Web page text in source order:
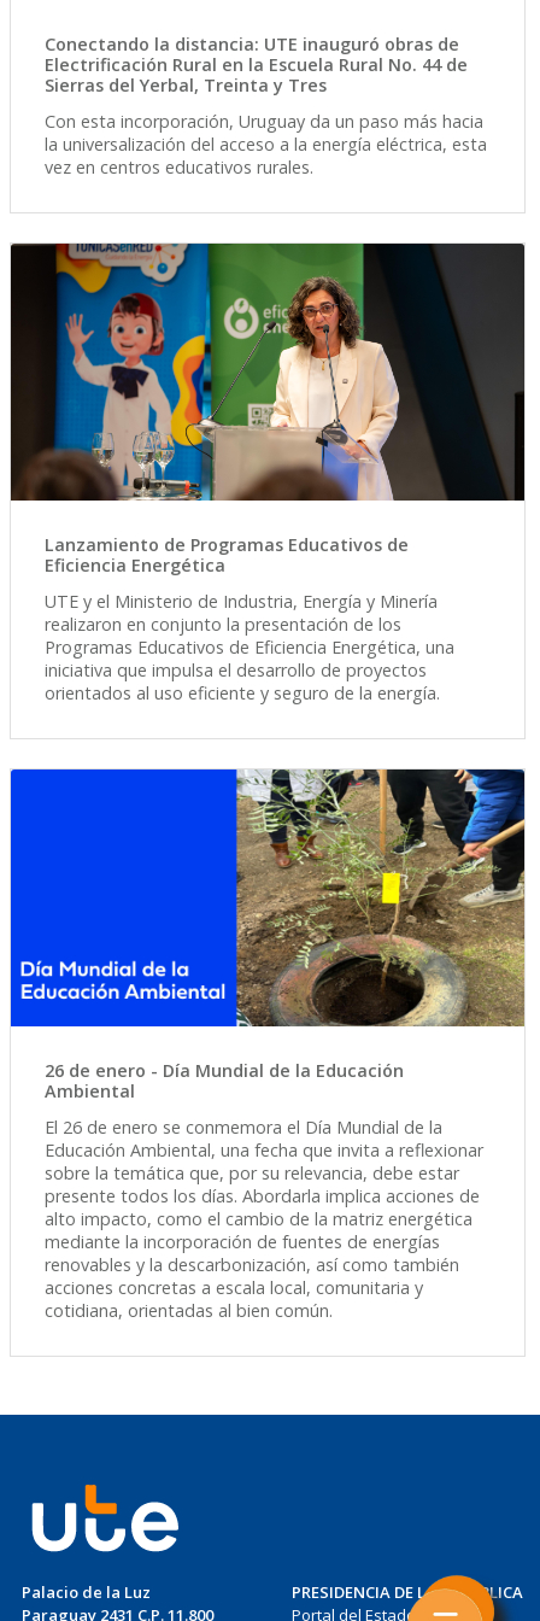
Conectando la distancia: UTE inauguró obras de
Electrificación Rural en la Escuela Rural No. 44 de
Sierras del Yerbal, Treinta y Tres
Con esta incorporación, Uruguay da un paso más hacia
la universalización del acceso a la energía eléctrica, esta
vez en centros educativos rurales.
Lanzamiento de Programas Educativos de
Eficiencia Energética
UTE y el Ministerio de Industria, Energía y Minería
realizaron en conjunto la presentación de los
Programas Educativos de Eficiencia Energética, una
iniciativa que impulsa el desarrollo de proyectos
orientados al uso eficiente y seguro de la energía.
26 de enero - Día Mundial de la Educación
Ambiental
El 26 de enero se conmemora el Día Mundial de la
Educación Ambiental, una fecha que invita a reflexionar
sobre la temática que, por su relevancia, debe estar
presente todos los días. Abordarla implica acciones de
alto impacto, como el cambio de la matriz energética
mediante la incorporación de fuentes de energías
renovables y la descarbonización, así como también
acciones concretas a escala local, comunitaria y
cotidiana, orientadas al bien común.
Palacio de la Luz
Paraguay 2431 C.P. 11.800
PRESIDENCIA DE LA REPÚBLICA
Portal del Estado Uruguayo